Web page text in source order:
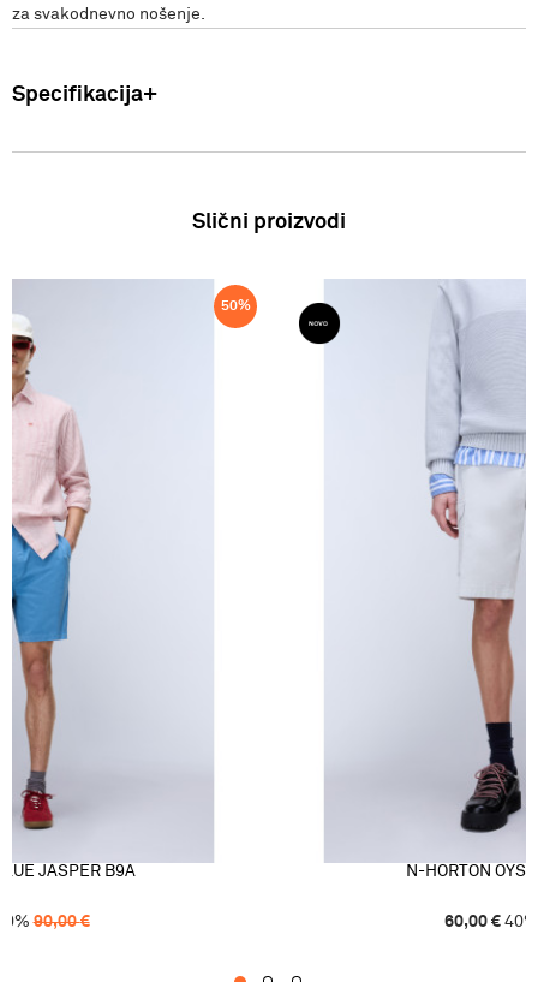
za svakodnevno nošenje.
Specifikacija
100% Pamuk Zemlja podrijetla: Bangladeš SS26
Slični proizvodi
50%
JASPER B9A
% 90,00€
N-HORTON
60,00 € 40%